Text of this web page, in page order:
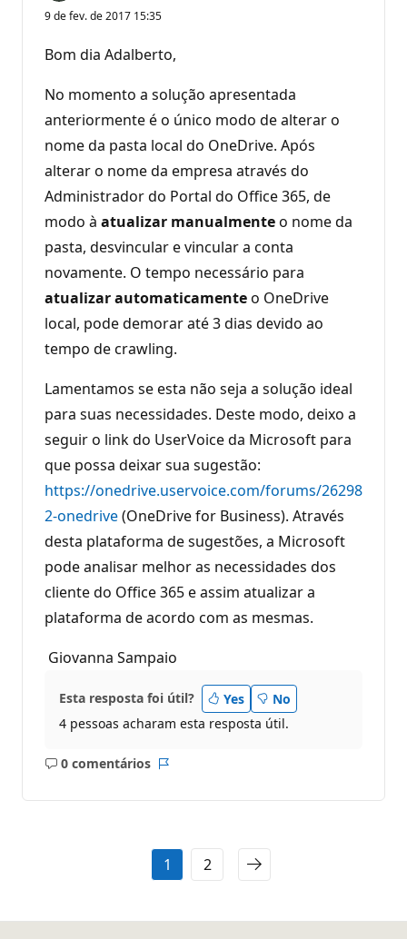
9 de fev. de 2017 15:35
Bom dia Adalberto,
No momento a solução apresentada
anteriormente é o único modo de alterar o
nome da pasta local do OneDrive. Após
alterar o nome da empresa através do
Administrador do Portal do Office 365, de
modo à atualizar manualmenteo nome da
pasta, desvincular e vincular a conta
novamente. O tempo necessário para
atualizarautomaticamenteo OneDrive
local, pode demorar até 3 dias devido ao
tempo de crawling.
Lamentamos se esta não seja a solução ideal
para suas necessidades. Deste modo, deixo a
seguir o link do UserVoice da Microsoft para
que possa deixar sua sugestão:
https://onedrive.uservoice.com/forums/26298
2-onedrive(OneDrive for Business). Através
desta plataforma de sugestões, a Microsoft
pode analisar melhor as necessidades dos
cliente do Office 365 e assim atualizar a
plataforma de acordo com as mesmas.
Giovanna Sampaio
Esta resposta foi útil? Yes
No
4 pessoas acharam esta resposta útil.
0 comentários
Sem
1 2